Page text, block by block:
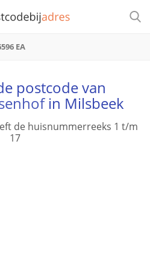
EA
postcode van
in Milsbeek
de huisnummerreeks 1 t/m
17